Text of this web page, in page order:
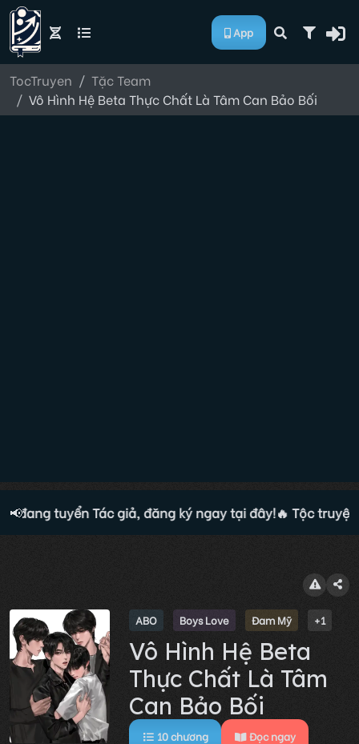
App
TocTruyen
Tặc Team
Vô Hình Hệ Beta Thực Chất Là Tâm Can Bảo Bối
📢
đang tuyển Tác giả, đăng ký ngay tại đây!🔥 Tộc truyện
ABO Boys Love Đam Mỹ +1
Vô Hình Hệ Beta
Thực Chất Là Tâm
Can Bảo Bối
10chương Đọc ngay